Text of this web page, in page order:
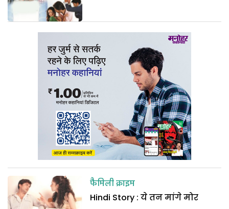
फैमिली क्राइम
Hindi Story : ये तन मांगे मोर